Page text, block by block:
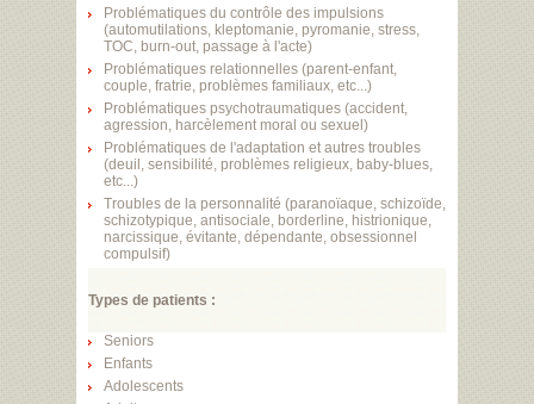
Problématiques du contrôle des impulsions
(automutilations, kleptomanie, pyromanie, stress,
TOC, burn-out, passage à l'acte)
Problématiques relationnelles (parent-enfant,
couple, fratrie, problèmes familiaux, etc...)
Problématiques psychotraumatiques (accident,
agression, harcèlement moral ou sexuel)
Problématiques de l'adaptation et autres troubles
(deuil, sensibilité, problèmes religieux, baby-blues,
etc...)
Troubles de la personnalité (paranoïaque, schizoïde,
schizotypique, antisociale, borderline, histrionique,
narcissique, évitante, dépendante, obsessionnel
compulsif)
Types de patients :
Seniors
Enfants
Adolescents